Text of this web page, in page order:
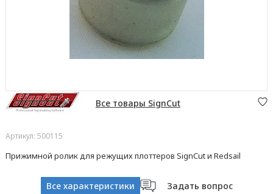
Все товары SignCut
Артикул: 500115
Прижимной ролик для режущих плоттеров SignCut и Redsail
Все характеристики
Задать вопрос